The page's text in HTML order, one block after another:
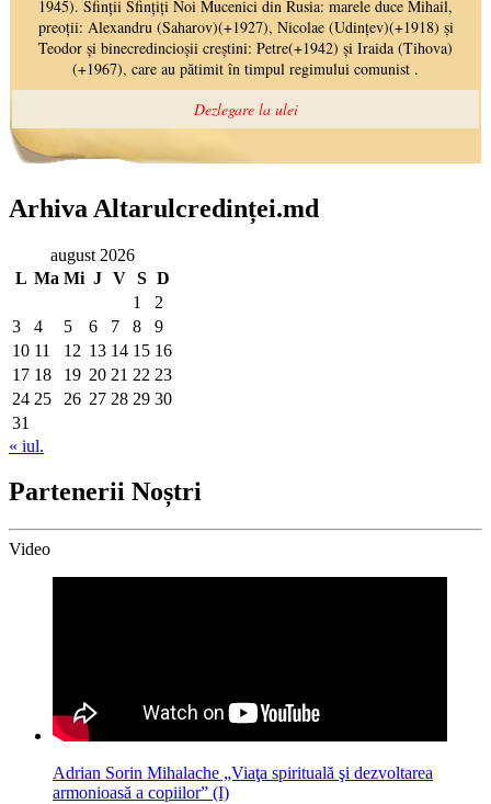
Arhiva Altarulcredinței.md
august 2026
L Ma Mi J V S D
1
2
3
4 5 6 7 8
9
10 11 12 13 14 15 16
17 18 19 20 21 22 23
24 25 26 27 28 29 30
31
« iul.
Partenerii Noștri
Video
Adrian Sorin Mihalache „Viaţa spirituală şi dezvoltarea
armonioasă a copiilor” (I)